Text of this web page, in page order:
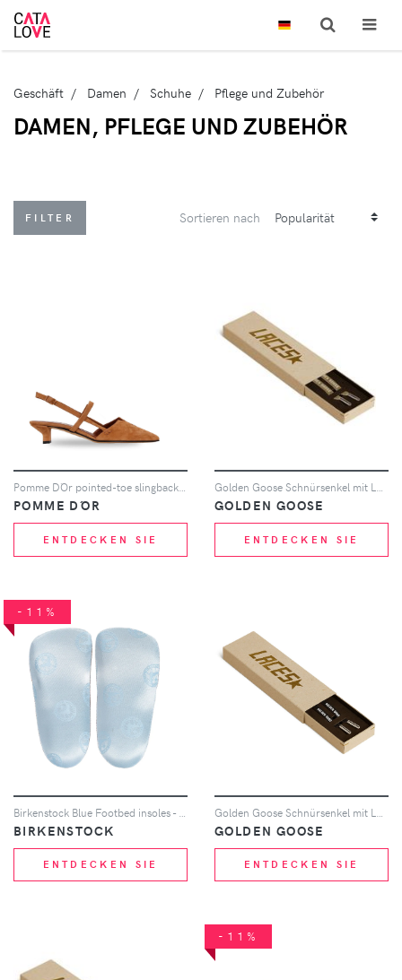
Geschäft Damen Schuhe Pflege und Zubehör
DAMEN, PFLEGE UND ZUBEHÖR
FILTER Sortieren nach
Pomme D´Or pointed-toe slingback pumps - Nude
POMME D´OR
ENTDECKEN SIE
Golden Goose Schnürsenkel mit Logo-Print
GOLDEN GOOSE
ENTDECKEN SIE
-11%
BIRKENSTOCK
ENTDECKEN SIE
GOLDEN GOOSE
ENTDECKEN SIE
-11%